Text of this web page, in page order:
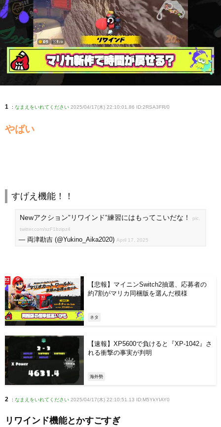
1 : なまえをいれてください 2025/04/17(木) 22:10:01.86 ID:2RSA3FR/0
やばい
すげえ機能！！
Newアクション”リワインド”練習にはもってこいだな！
pic.
twitter.com/szF1bzipz4
— 両津勘吉 (@Yukino_Aika2020) April 17, 2025
【悲報】マイニンSwitch2抽選、応募者の
約7割がマリカ同梱版を選んだ模様
ネタ
【速報】XP5600で負けると『XP-1042』さ
れる衝撃の事実が判明
海外勢
2 : なまえをいれてください 2025/04/17(木) 22:10:51.13 ID:M5YkYIAY0
リワインド機能とかすごすぎ